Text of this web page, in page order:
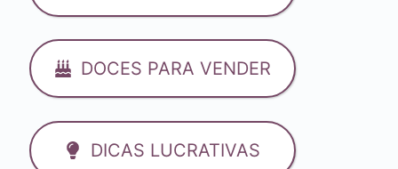
DOCES PARA VENDER
DICAS LUCRATIVAS